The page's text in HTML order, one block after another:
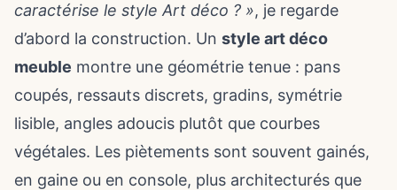
caractérise le style Art déco ? », je regarde
d’abord la construction. Un style art déco
meuble montre une géométrie tenue : pans
coupés, ressauts discrets, gradins, symétrie
lisible, angles adoucis plutôt que courbes
végétales. Les piètements sont souvent gainés,
en gaine ou en console, plus architecturés que